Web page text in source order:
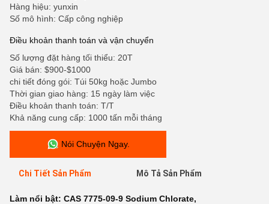
Hàng hiệu: yunxin
Số mô hình: Cấp công nghiệp
Điều khoản thanh toán và vận chuyển
Số lượng đặt hàng tối thiểu: 20T
Giá bán: $900-$1000
chi tiết đóng gói: Túi 50kg hoặc Jumbo
Thời gian giao hàng: 15 ngày làm việc
Điều khoản thanh toán: T/T
Khả năng cung cấp: 1000 tấn mỗi tháng
Nói Chuyện Ngay.
Chi Tiết Sản Phẩm Mô Tả Sản Phẩm
Làm nổi bật: CAS 7775-09-9 Sodium Chlorate,